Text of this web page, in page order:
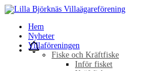
Hem
Nyheter
Villaföreningen
Fiske och Kräftfiske
Inför fisket